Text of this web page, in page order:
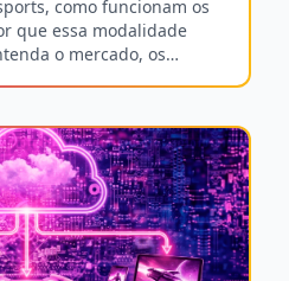
como funcionam os
que essa modalidade
o mercado, os